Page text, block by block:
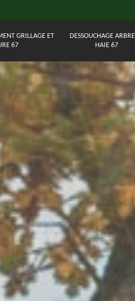
GRILLAGE ET
67
DESSOUCHAGE
HAIE 67